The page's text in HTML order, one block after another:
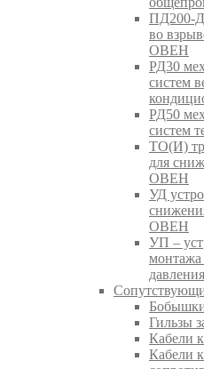
ПД200-
во
ОВЕН
РД30
систем
РД50
систем
ТО(И)
для
ОВЕН
УД
ОВЕН
УП –
монтажа
Гильзы
Кабели
Кабели